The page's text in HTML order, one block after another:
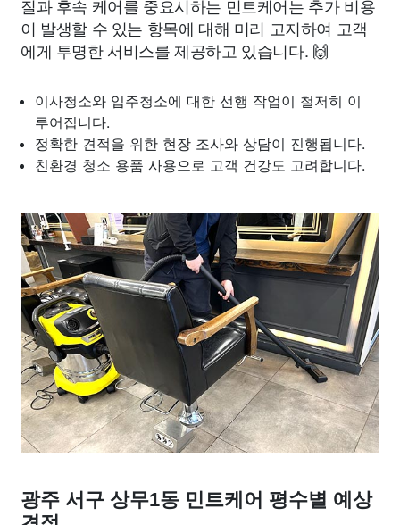
질과 후속 케어를 중요시하는 민트케어는 추가 비용
이 발생할 수 있는 항목에 대해 미리 고지하여 고객
에게 투명한 서비스를 제공하고 있습니다. 🙌
이사청소와 입주청소에 대한 선행 작업이 철저히 이
루어집니다.
정확한 견적을 위한 현장 조사와 상담이 진행됩니다.
친환경 청소 용품 사용으로 고객 건강도 고려합니다.
광주 서구 상무1동 민트케어 평수별 예상